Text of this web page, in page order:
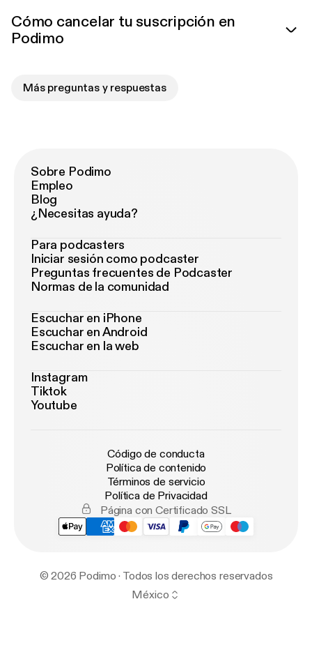
Cómo cancelar tu suscripción en
Podimo
Más preguntas y respuestas
Sobre Podimo
Empleo
Blog
¿Necesitas ayuda?
Para podcasters
Iniciar sesión como podcaster
Preguntas frecuentes de Podcaster
Normas de la comunidad
Escuchar en iPhone
Escuchar en Android
Escuchar en la web
Instagram
Tiktok
Youtube
Código de conducta
Política de contenido
Términos de servicio
Política de Privacidad
Página con Certificado SSL
© 2026 Podimo · Todos los derechos reservados
México